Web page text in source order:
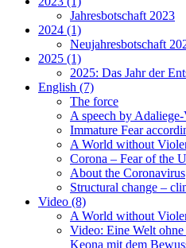
Jahresbotschaft 2023
2024 (1)
Neujahresbotschaft
2025 (1)
2025: Das Jahr der
English (7)
The force
A speech by
Immature Fear
A World without
Corona – Fear of the
About the Coronavirus
Structural change –
Video (8)
A World without
Video: Eine Welt
Keona mit dem